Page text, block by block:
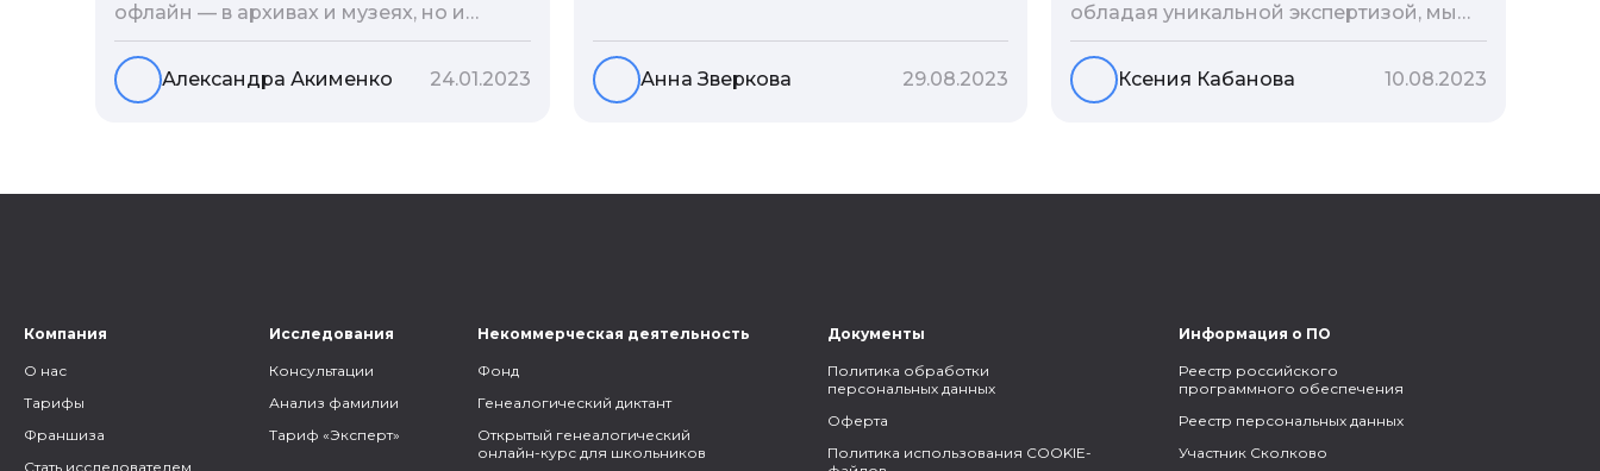
офлайн — в архивах и музеях, но и
воспользоваться интернетом. Сегодня
мы расскажем вам как и в каких
социальных сетях можно провести
то, как грамотно построить с ними
Александра Акименко 24.01.2023
социальные сети, ДНК-тесты, онлайн-
базы. Именно поэтому мы сделали для
вас подборку лучших статей блога
Анна Зверкова 29.08.2023
обладая уникальной экспертизой, мы
разработали авторскую методологию
проведения архивно-генеалогических
исследований, ее мы закладываем и
Ксения Кабанова 10.08.2023
Компания
О нас
Тарифы
Франшиза
Стать исследователем
Исследования
Консультации
Анализ фамилии
Тариф «Эксперт»
Некоммерческая деятельность
Фонд
Генеалогический диктант
Открытый генеалогический
онлайн-курс для школьников
Документы
Политика обработки
персональных данных
Оферта
Политика использования COOKIE-
Информация о ПО
Реестр российского
программного обеспечения
Реестр персональных данных
Участник Сколково